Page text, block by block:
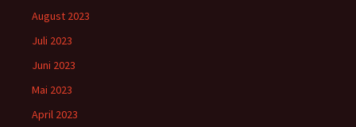
August 2023
Juli 2023
Juni 2023
Mai 2023
April 2023